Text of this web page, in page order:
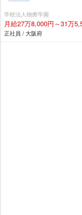
学校法人物療学園
月給27万8,000円～31万
正社員 / 大阪府